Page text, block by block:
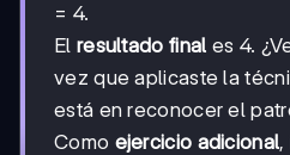
= 4.
El resultado final es 4.
vez que aplicaste la
está en reconocer el
Como ejercicio adicional,